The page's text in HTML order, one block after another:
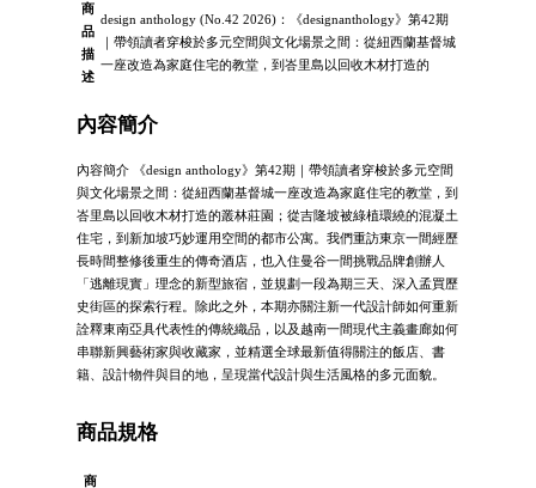
商
品
描
述
design anthology (No.42 2026)：《designanthology》第42期
｜帶領讀者穿梭於多元空間與文化場景之間：從紐西蘭基督城
一座改造為家庭住宅的教堂，到峇里島以回收木材打造的
內容簡介
內容簡介 《design anthology》第42期｜帶領讀者穿梭於多元空間
與文化場景之間：從紐西蘭基督城一座改造為家庭住宅的教堂，到
峇里島以回收木材打造的叢林莊園；從吉隆坡被綠植環繞的混凝土
住宅，到新加坡巧妙運用空間的都市公寓。我們重訪東京一間經歷
長時間整修後重生的傳奇酒店，也入住曼谷一間挑戰品牌創辦人
「逃離現實」理念的新型旅宿，並規劃一段為期三天、深入孟買歷
史街區的探索行程。除此之外，本期亦關注新一代設計師如何重新
詮釋東南亞具代表性的傳統織品，以及越南一間現代主義畫廊如何
串聯新興藝術家與收藏家，並精選全球最新值得關注的飯店、書
籍、設計物件與目的地，呈現當代設計與生活風格的多元面貌。
商品規格
商